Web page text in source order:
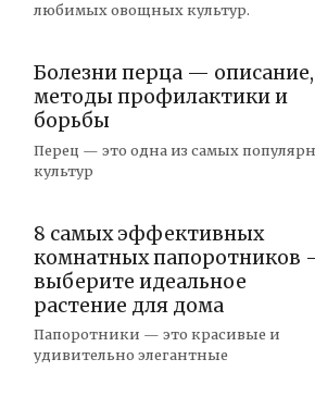
любимых овощных культур.
Болезни перца — описание,
методы профилактики и
борьбы
Перец — это одна из самых
культур
8 самых эффективных
комнатных папоротников
выберите идеальное
растение для дома
Папоротники — это красивые и
удивительно элегантные